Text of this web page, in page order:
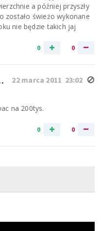
a później przyszły
zostało świeżo wykonane
nie będzie takich jaj
0 0
22 marca 2011 23:02
na 200tys.
0 0